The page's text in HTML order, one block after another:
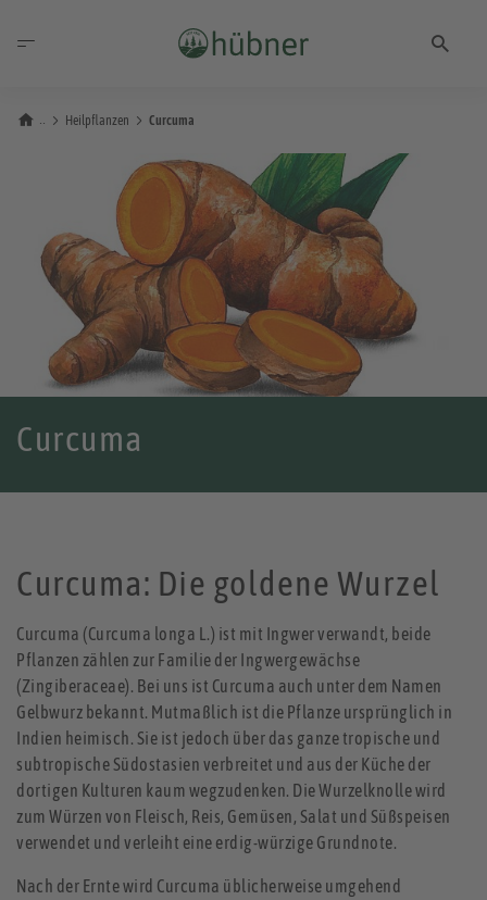
Heilpflanzen Curcuma
Curcuma
Curcuma: Die goldene Wurzel
Curcuma (Curcuma longa L.) ist mit Ingwer verwandt, beide
Pflanzen zählen zur Familie der Ingwergewächse
(Zingiberaceae). Bei uns ist Curcuma auch unter dem Namen
Gelbwurz bekannt. Mutmaßlich ist die Pflanze ursprünglich in
Indien heimisch. Sie ist jedoch über das ganze tropische und
subtropische Südostasien verbreitet und aus der Küche der
dortigen Kulturen kaum wegzudenken. Die Wurzelknolle wird
zum Würzen von Fleisch, Reis, Gemüsen, Salat und Süßspeisen
verwendet und verleiht eine erdig-würzige Grundnote.
Nach der Ernte wird Curcuma üblicherweise umgehend